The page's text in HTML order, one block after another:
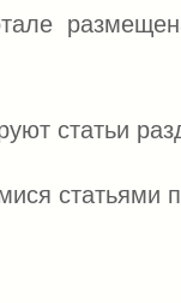
статьи
статьями